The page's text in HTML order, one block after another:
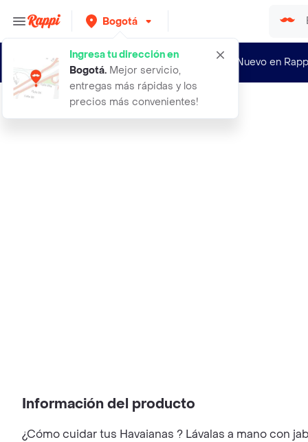
Bogotá
Ingresa tu dirección en
Bogotá. Mejor servicio,
entregas más rápidas y los
precios más convenientes!
¿Nuevo en
sandalias havaianas top fashion ref
Información del producto
¿Cómo cuidar tus Havaianas ? Lávalas a mano con